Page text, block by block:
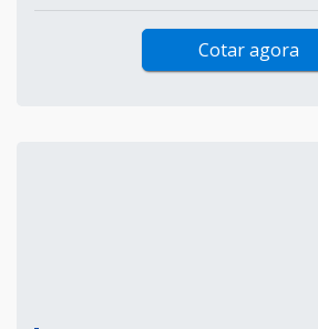
Cotar agora